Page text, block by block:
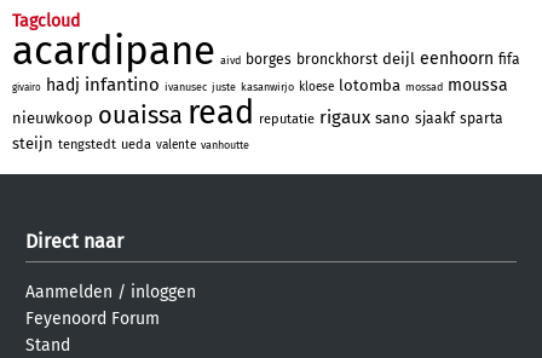
Tagcloud
acardipane aivd borges bronckhorst deijl eenhoorn fifa
givairo hadj infantino ivanusec juste kasanwirjo kloese lotomba mossad moussa
nieuwkoop ouaissa read reputatie rigaux sano sjaakf sparta
steijn tengstedt ueda valente vanhoutte
Direct naar
Aanmelden / inloggen
Feyenoord Forum
Stand